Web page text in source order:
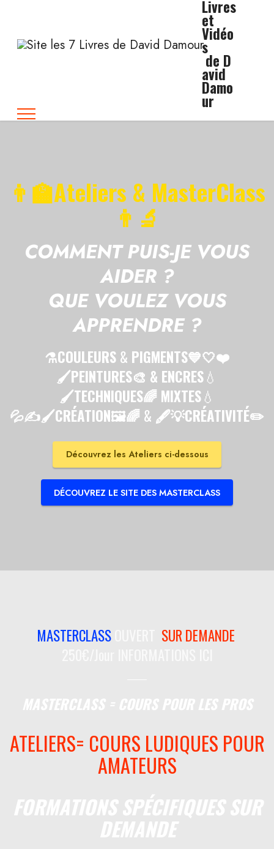
Livres
et
Vidéo
s
de D
avid
Damo
ur
👨‍🏫Ateliers & MasterClass
👨‍🔬‍
COMMENT PUIS-JE VOUS
AIDER ?
QUE VOULEZ VOUS
APPRENDRE ?
⚗️COULEURS & PIGMENTS💙🤍❤️
🖌PEINTURES🎨 & ENCRES💧
🖌TECHNIQUES🌈 MIXTES💧
💦✍️🖌CRÉATION🖼🌈 & 🖋💡CRÉATIVITÉ✏️
Découvrez les Ateliers ci-dessous
DÉCOUVREZ LE SITE DES MASTERCLASS
MASTERCLASS
SUR DEMANDE
ATELIERS= COURS LUDIQUES POUR
AMATEURS